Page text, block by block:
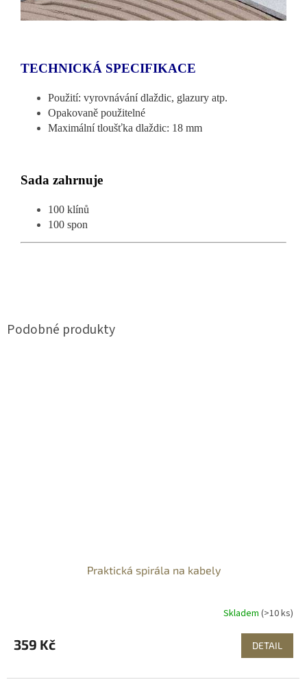
TECHNICKÁ SPECIFIKACE
Použití: vyrovnávání dlaždic, glazury atp.
Opakovaně použitelné
Maximální tloušťka dlaždic: 18 mm
Sada zahrnuje
100 klínů
100 spon
Praktická spirála na kabely
Skladem (>10 ks)
359 Kč DETAIL